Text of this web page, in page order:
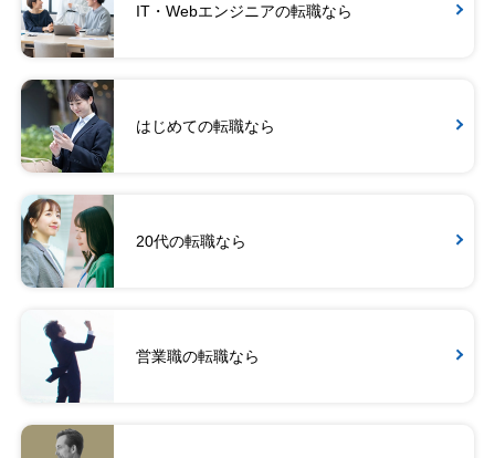
IT・Webエンジニアの転職なら
はじめての転職なら
20代の転職なら
営業職の転職なら